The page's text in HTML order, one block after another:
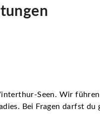
Seen. Wir führen
Bei Fragen darfst du